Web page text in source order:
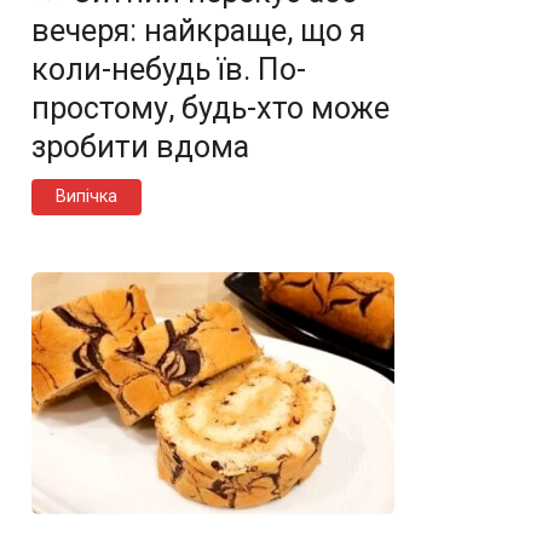
вечеря: найкраще, що я
коли-небудь їв. По-
простому, будь-хто може
зробити вдома
Випічка